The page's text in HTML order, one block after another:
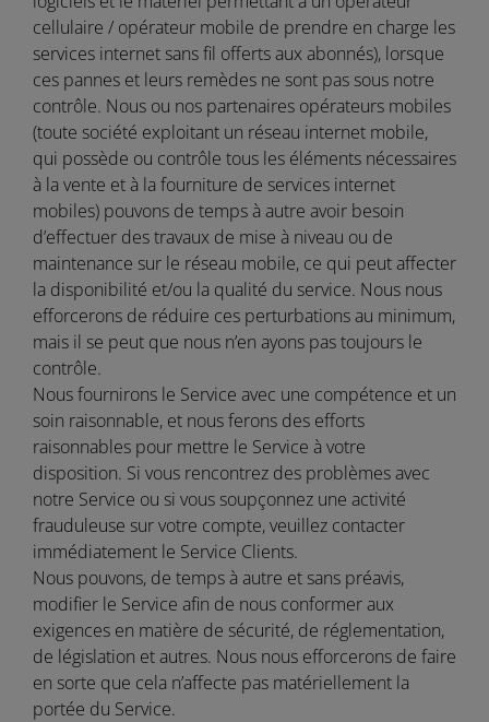
cellulaire / opérateur mobile de prendre en charge les
services internet sans fil offerts aux abonnés), lorsque
ces pannes et leurs remèdes ne sont pas sous notre
contrôle. Nous ou nos partenaires opérateurs mobiles
(toute société exploitant un réseau internet mobile,
qui possède ou contrôle tous les éléments nécessaires
à la vente et à la fourniture de services internet
mobiles) pouvons de temps à autre avoir besoin
d’effectuer des travaux de mise à niveau ou de
maintenance sur le réseau mobile, ce qui peut affecter
la disponibilité et/ou la qualité du service. Nous nous
efforcerons de réduire ces perturbations au minimum,
mais il se peut que nous n’en ayons pas toujours le
contrôle.
Nous fournirons le Service avec une compétence et un
soin raisonnable, et nous ferons des efforts
raisonnables pour mettre le Service à votre
disposition. Si vous rencontrez des problèmes avec
notre Service ou si vous soupçonnez une activité
frauduleuse sur votre compte, veuillez contacter
immédiatement le Service Clients.
Nous pouvons, de temps à autre et sans préavis,
modifier le Service afin de nous conformer aux
exigences en matière de sécurité, de réglementation,
de législation et autres. Nous nous efforcerons de faire
en sorte que cela n’affecte pas matériellement la
portée du Service.